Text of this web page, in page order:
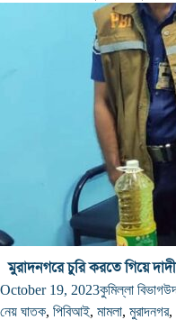
মুরাদনগরে চুরি করতে গিয়ে
October 19, 2023কুমিল্লা বিভাগ
নেয় ঘাতক, পিবিআই, মামলা, মুরাদনগর,